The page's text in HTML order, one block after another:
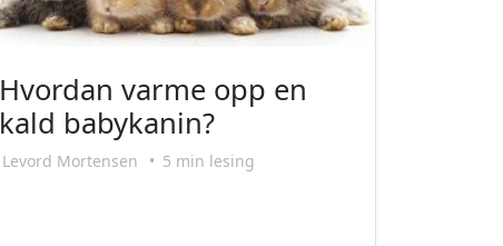
Hvordan varme opp en
kald babykanin?
Levord Mortensen • 5 min lesing